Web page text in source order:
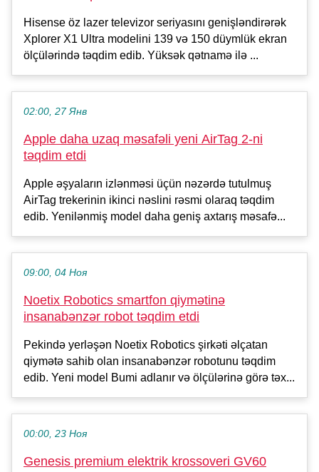
Hisense öz lazer televizor seriyasını genişləndirərək
Xplorer X1 Ultra modelini 139 və 150 düymlük ekran
ölçülərində təqdim edib. Yüksək qətnamə ilə ...
02:00, 27 Янв
Apple daha uzaq məsafəli yeni AirTag 2-ni
təqdim etdi
Apple əşyaların izlənməsi üçün nəzərdə tutulmuş
AirTag trekerinin ikinci nəslini rəsmi olaraq təqdim
edib. Yenilənmiş model daha geniş axtarış məsafə...
09:00, 04 Ноя
Noetix Robotics smartfon qiymətinə
insanabənzər robot təqdim etdi
Pekində yerləşən Noetix Robotics şirkəti əlçatan
qiymətə sahib olan insanabənzər robotunu təqdim
edib. Yeni model Bumi adlanır və ölçülərinə görə təx...
00:00, 23 Ноя
Genesis premium elektrik krossoveri GV60